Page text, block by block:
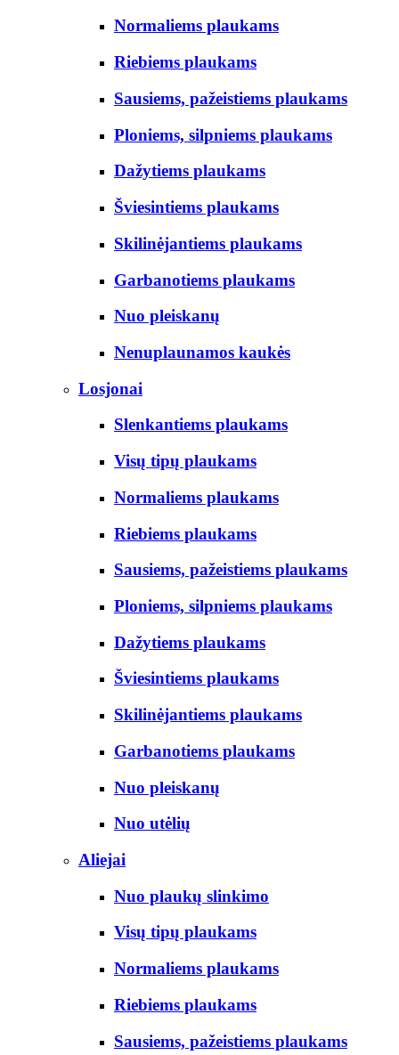
Normaliems plaukams
Riebiems plaukams
Sausiems, pažeistiems plaukams
Ploniems, silpniems plaukams
Dažytiems plaukams
Šviesintiems plaukams
Skilinėjantiems plaukams
Garbanotiems plaukams
Nuo pleiskanų
Nenuplaunamos kaukės
Losjonai
Slenkantiems plaukams
Visų tipų plaukams
Normaliems plaukams
Riebiems plaukams
Sausiems, pažeistiems plaukams
Ploniems, silpniems plaukams
Dažytiems plaukams
Šviesintiems plaukams
Skilinėjantiems plaukams
Garbanotiems plaukams
Nuo pleiskanų
Nuo utėlių
Aliejai
Nuo plaukų slinkimo
Visų tipų plaukams
Normaliems plaukams
Riebiems plaukams
Sausiems, pažeistiems plaukams